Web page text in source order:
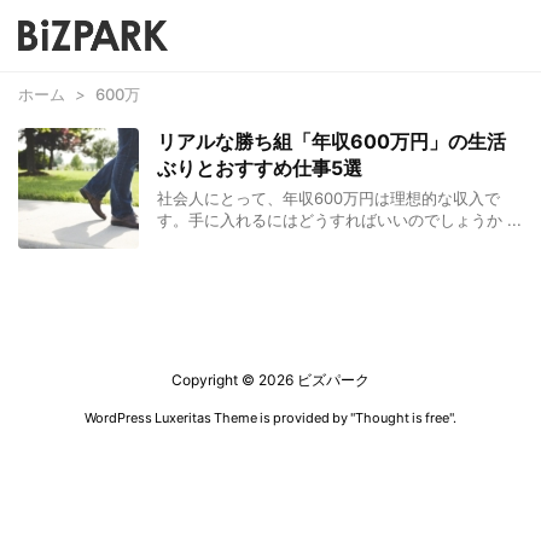
ホーム > 600万
リアルな勝ち組「年収600万円」の生活
ぶりとおすすめ仕事5選
社会人にとって、年収600万円は理想的な収入で
す。手に入れるにはどうすればいいのでしょうか ...
Copyright © 2026 ビズパーク
WordPress Luxeritas Theme is provided by "Thought is free".